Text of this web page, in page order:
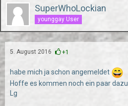
SuperWhoLockian
younggay User
5. August 2016 +1
habe mich ja schon angemeldet
Hoffe es kommen noch ein paar dazu
Lg